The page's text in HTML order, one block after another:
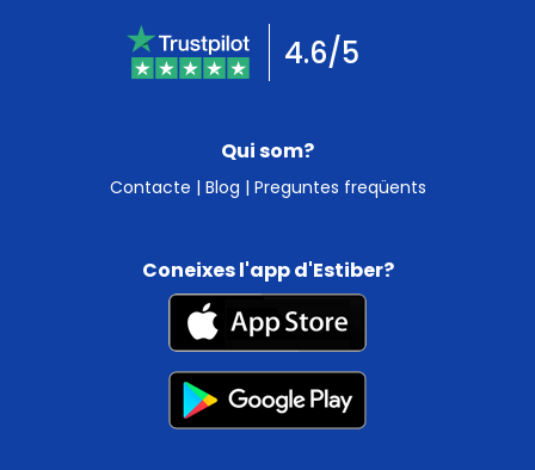
Qui som?
Contacte | Blog | Preguntes freqüents
4.6/5
Coneixes l'app d'Estiber?